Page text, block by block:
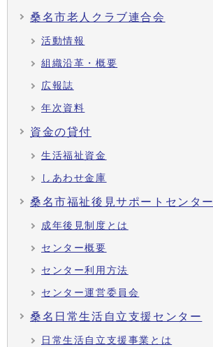
桑名市老人クラブ連合会
活動情報
組織沿革・概要
広報誌
年次資料
資金の貸付
生活福祉資金
しあわせ金庫
桑名市福祉後見サポートセンター
成年後見制度とは
センター概要
センター利用方法
センター運営委員会
桑名日常生活自立支援センター
日常生活自立支援事業とは